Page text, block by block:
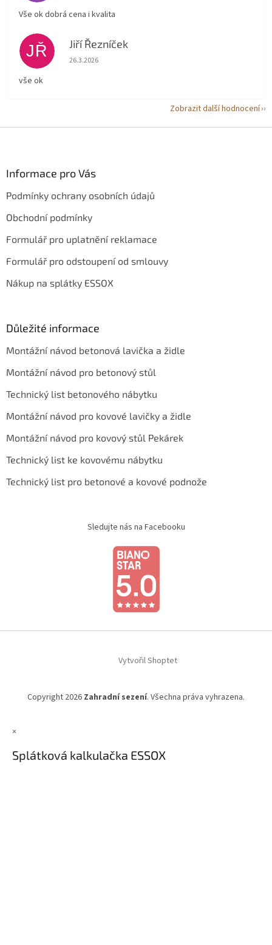
Vše ok dobrá cena i kvalita
JŘ Jiří Řezníček
Hodnocení obchodu je 5 z 5 hvězdiček.
26.3.2026
vše ok
Zobrazit další hodnocení
Informace pro Vás
Podmínky ochrany osobních údajů
Obchodní podmínky
Formulář pro uplatnění reklamace
Formulář pro odstoupení od smlouvy
Nákup na splátky ESSOX
Důležité informace
Montážní návod betonová lavička a židle
Montážní návod pro betonový stůl
Technický list betonového nábytku
Montážní návod pro kovové lavičky a židle
Montážní návod pro kovový stůl Pekárek
Technický list ke kovovému nábytku
Technický list pro betonové a kovové podnože
Sledujte nás na Facebooku
Vytvořil Shoptet
Copyright 2026 Zahradní sezení. Všechna práva vyhrazena.
×
Splátková kalkulačka ESSOX